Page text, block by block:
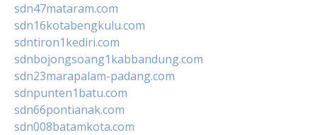
sdn47mataram.com
sdn16kotabengkulu.com
sdntiron1kediri.com
sdnbojongsoang1kabbandung.com
sdn23marapalam-padang.com
sdnpunten1batu.com
sdn66pontianak.com
sdn008batamkota.com